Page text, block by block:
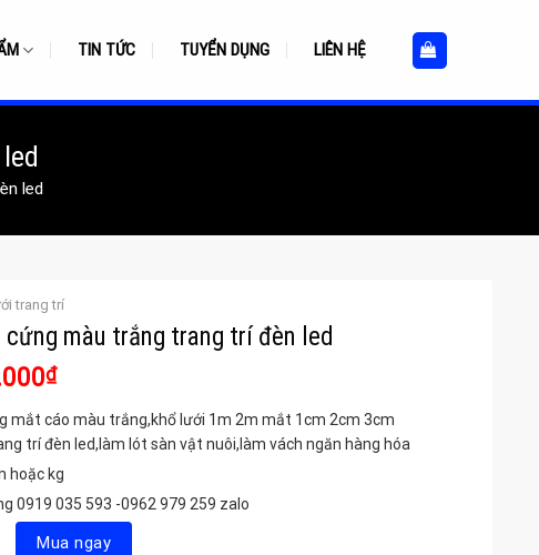
TIN TỨC TUYỂN DỤNG LIÊN HỆ
led
trang trí
cứng màu trắng trang trí đèn led
₫Giá
tại
là:
80.000₫.
mắt cáo màu trắng,khổ lưới 1m 2m mắt 1cm 2cm 3cm
trí đèn led,làm lót sàn vật nuôi,làm vách ngăn hàng hóa
hoặc kg
0919 035 593 -0962 979 259 zalo
Mua ngay